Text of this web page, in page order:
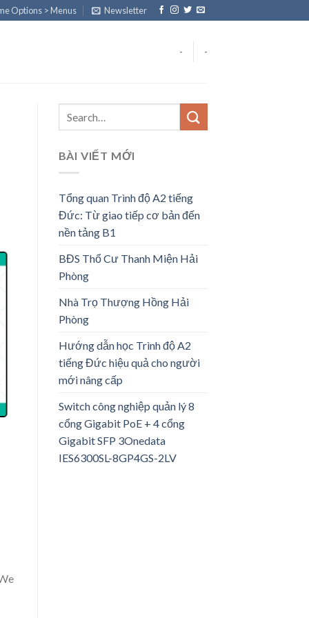
Options > Menus Newsletter
- -
BÀI VIẾT MỚI
Tổng quan Trình độ A2 tiếng
Đức: Từ giao tiếp cơ bản đến
nền tảng B1
BĐS Thổ Cư Thanh Miện Hải
Phòng
Nhà Trọ Thượng Hồng Hải
Phòng
Hướng dẫn học Trình độ A2
tiếng Đức hiệu quả cho người
mới nâng cấp
Switch công nghiệp quản lý 8
cổng Gigabit PoE + 4 cổng
Gigabit SFP 3Onedata
IES6300SL-8GP4GS-2LV